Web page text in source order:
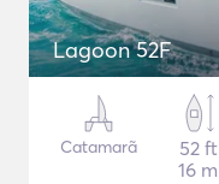
Lagoon 52F
Catamarã
52 ft
16 m